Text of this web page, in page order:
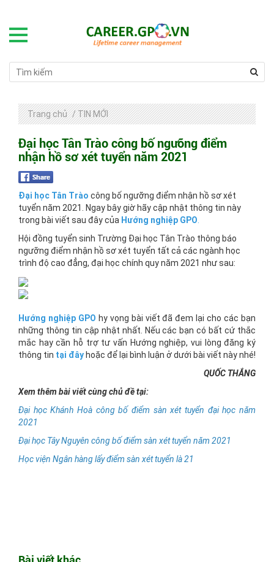
Trang chủ / TIN MỚI
Đại học Tân Trào công bố ngưỡng điểm
nhận hồ sơ xét tuyển năm 2021
Đại học Tân Trào công bố ngưỡng điểm nhận hồ sơ xét
tuyển năm 2021. Ngay bây giờ hãy cập nhật thông tin này
trong bài viết sau đây của Hướng nghiệp GPO
Hội đồng tuyển sinh Trường Đại học Tân Trào thông báo
ngưỡng điểm nhận hồ sơ xét tuyển tất cả các ngành học
trình độ cao đẳng, đại học chính quy năm 2021 như sau:
Hướng nghiệp GPO hy vọng bài viết đã đem lại cho các bạn
những thông tin cập nhật nhất. Nếu các bạn có bất cứ thắc
mắc hay cần hỗ trợ tư vấn Hướng nghiệp, vui lòng đăng ký
thông tin tại đâyhoặc để lại bình luận ở dưới bài viết này nhé!
QUỐC THẮNG
Xem thêm bài viết cùng chủ đề tại:
Đại học Khánh Hoà công bố điểm sàn xét tuyển đại học năm
2021
Đại học Tây Nguyên công bố điểm sàn xét tuyển năm 2021
Học viện Ngân hàng lấy điểm sàn xét tuyển là 21